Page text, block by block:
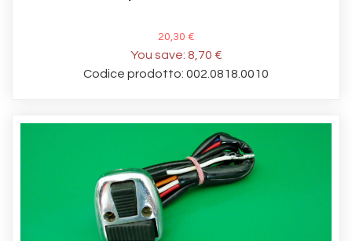
20,30 €
You save: 8,70 €
Codice prodotto: 002.0818.0010